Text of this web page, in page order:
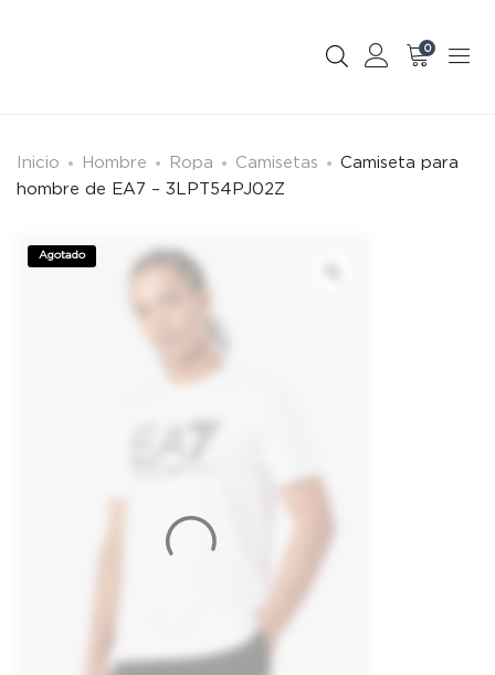
0
Inicio Hombre Ropa Camisetas
Camiseta para
hombre de EA7 – 3LPT54PJ02Z
Agotado